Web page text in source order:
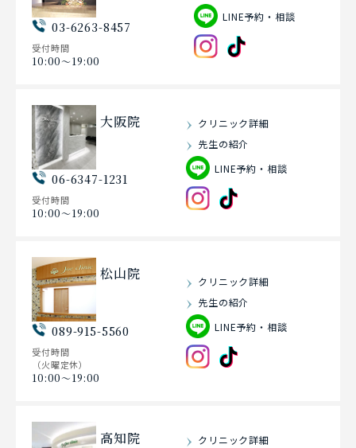
03-6263-8457
受付時間
10:00〜19:00
LINE予約・相談
大阪院
06-6347-1231
受付時間
10:00〜19:00
クリニック詳細
先生の紹介
LINE予約・相談
松山院
089-915-5560
受付時間
（火曜定休）
10:00〜19:00
クリニック詳細
先生の紹介
LINE予約・相談
高知院
クリニック詳細